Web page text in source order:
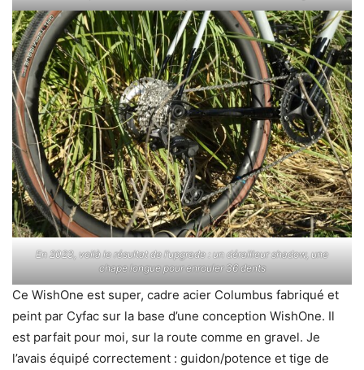
En 2023, voilà le résultat de l’upgrade : un dérailleur shadow, une
chape longue pour enrouler 36 dents
Ce WishOne est super, cadre acier Columbus fabriqué et
peint par Cyfac sur la base d’une conception WishOne. Il
est parfait pour moi, sur la route comme en gravel. Je
l’avais équipé correctement : guidon/potence et tige de